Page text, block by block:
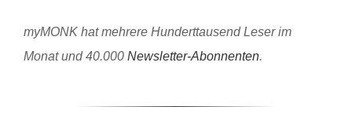
myMONK hat mehrere Hunderttausend Leser im
Monat und 40.000 Newsletter-Abonnenten.